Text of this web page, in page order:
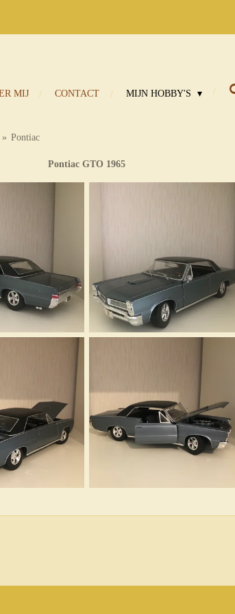
MIJ CONTACT MIJN HOBBY'S
» Pontiac
Pontiac GTO 1965